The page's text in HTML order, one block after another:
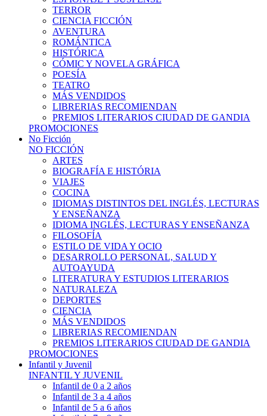
TERROR
CIENCIA FICCIÓN
AVENTURA
ROMÁNTICA
HISTÓRICA
CÓMIC Y NOVELA GRÁFICA
POESÍA
TEATRO
MÁS VENDIDOS
LIBRERIAS RECOMIENDAN
PREMIOS LITERARIOS CIUDAD DE GANDIA
PROMOCIONES
No Ficción
NO FICCIÓN
ARTES
BIOGRAFÍA E HISTÓRIA
VIAJES
COCINA
IDIOMAS DISTINTOS DEL INGLÉS, LECTURAS
Y ENSEÑANZA
IDIOMA INGLÉS, LECTURAS Y ENSEÑANZA
FILOSOFÍA
ESTILO DE VIDA Y OCIO
DESARROLLO PERSONAL, SALUD Y
AUTOAYUDA
LITERATURA Y ESTUDIOS LITERARIOS
NATURALEZA
DEPORTES
CIENCIA
MÁS VENDIDOS
LIBRERIAS RECOMIENDAN
PREMIOS LITERARIOS CIUDAD DE GANDIA
PROMOCIONES
Infantil y Juvenil
INFANTIL Y JUVENIL
Infantil de 0 a 2 años
Infantil de 3 a 4 años
Infantil de 5 a 6 años